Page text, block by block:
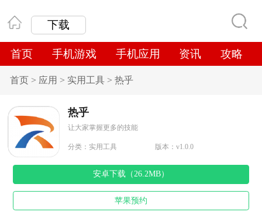
下载
首页 手机游戏 手机应用 资讯 攻略
首页 > 应用 > 实用工具 > 热乎
热乎
让大家掌握更多的技能
分类： 实用工具 版本：v1.0.0
安卓下载（26.2MB）
苹果预约